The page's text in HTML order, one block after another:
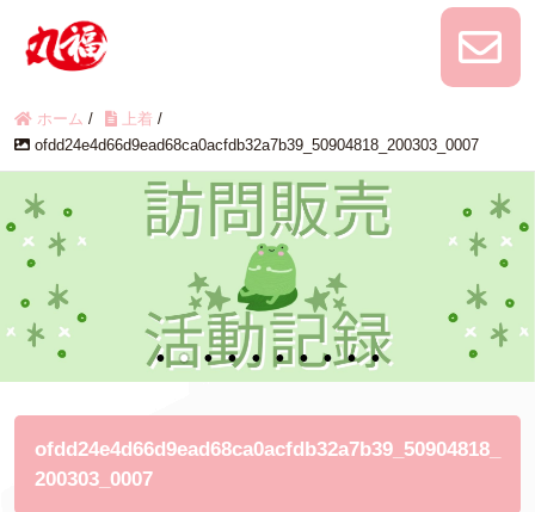
ホーム / 上着 /
ofdd24e4d66d9ead68ca0acfdb32a7b39_50904818_200303_0007
ofdd24e4d66d9ead68ca0acfdb32a7b39_50904818_
200303_0007